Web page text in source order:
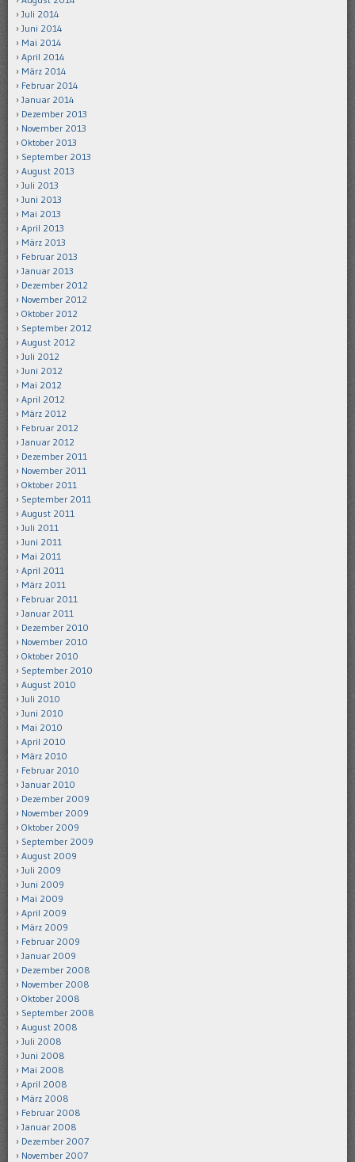
Juli 2014
Juni 2014
Mai 2014
April 2014
März 2014
Februar 2014
Januar 2014
Dezember 2013
November 2013
Oktober 2013
September 2013
August 2013
Juli 2013
Juni 2013
Mai 2013
April 2013
März 2013
Februar 2013
Januar 2013
Dezember 2012
November 2012
Oktober 2012
September 2012
August 2012
Juli 2012
Juni 2012
Mai 2012
April 2012
März 2012
Februar 2012
Januar 2012
Dezember 2011
November 2011
Oktober 2011
September 2011
August 2011
Juli 2011
Juni 2011
Mai 2011
April 2011
März 2011
Februar 2011
Januar 2011
Dezember 2010
November 2010
Oktober 2010
September 2010
August 2010
Juli 2010
Juni 2010
Mai 2010
April 2010
März 2010
Februar 2010
Januar 2010
Dezember 2009
November 2009
Oktober 2009
September 2009
August 2009
Juli 2009
Juni 2009
Mai 2009
April 2009
März 2009
Februar 2009
Januar 2009
Dezember 2008
November 2008
Oktober 2008
September 2008
August 2008
Juli 2008
Juni 2008
Mai 2008
April 2008
März 2008
Februar 2008
Januar 2008
Dezember 2007
November 2007